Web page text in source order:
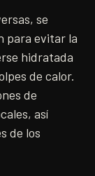
se
para evitar la
hidratada
de calor.
de
así
de los